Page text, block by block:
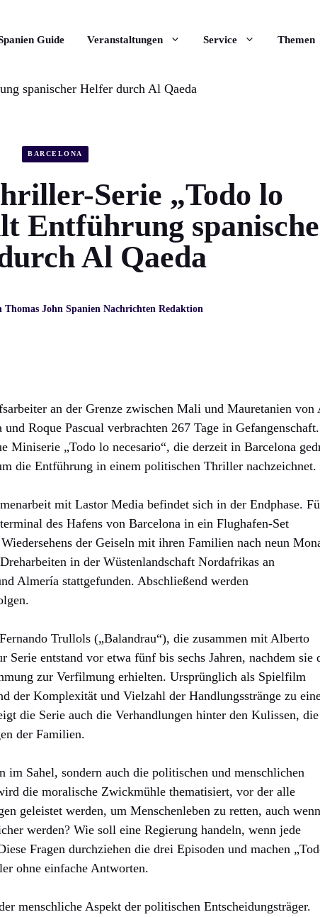
Guide Veranstaltungen Service Themen
spanischer Helfer durch Al Qaeda
BARCELONA
Serie „Todo lo
Entführung
Al Qaeda
Thomas John Spanien Nachrichten Redaktion
an der Grenze zwischen Mali und Mauretanien von
Roque Pascual verbrachten 267 Tage in Gefangenschaft.
Miniserie „Todo lo necesario“, die derzeit in Barcelona
die Entführung in einem politischen Thriller nachzeichnet.
mit Lastor Media befindet sich in der Endphase.
des Hafens von Barcelona in ein Flughafen-Set
der Geiseln mit ihren Familien nach neun
in der Wüstenlandschaft Nordafrikas an
Almería stattgefunden. Abschließend werden
Trullols („Balandrau“), die zusammen mit Alberto
entstand vor etwa fünf bis sechs Jahren, nachdem sie
zur Verfilmung erhielten. Ursprünglich als Spielfilm
der Komplexität und Vielzahl der Handlungsstränge zu
die Serie auch die Verhandlungen hinter den Kulissen, die
der Familien.
im Sahel, sondern auch die politischen und menschlichen
die moralische Zwickmühle thematisiert, vor der alle
geleistet werden, um Menschenleben zu retten, auch wenn
werden? Wie soll eine Regierung handeln, wenn jede
Fragen durchziehen die drei Episoden und machen
ohne einfache Antworten.
menschliche Aspekt der politischen Entscheidungsträger.